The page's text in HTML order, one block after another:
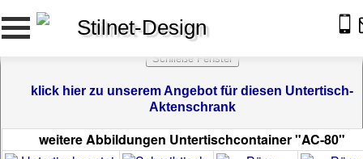
Stilnet-Design
klick hier zu unserem Angebot für diesen Untertisch-
Aktenschrank
weitere Abbildungen Untertischcontainer "AC-80"